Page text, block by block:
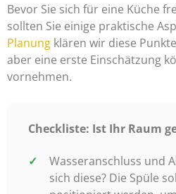
Bevor Sie sich für eine Küche
sollten Sie einige praktische
Planung klären wir diese
aber eine erste Einschätzung
vornehmen.
Checkliste: Ist Ihr Raum
Wasseranschluss und
sich diese? Die Spüle